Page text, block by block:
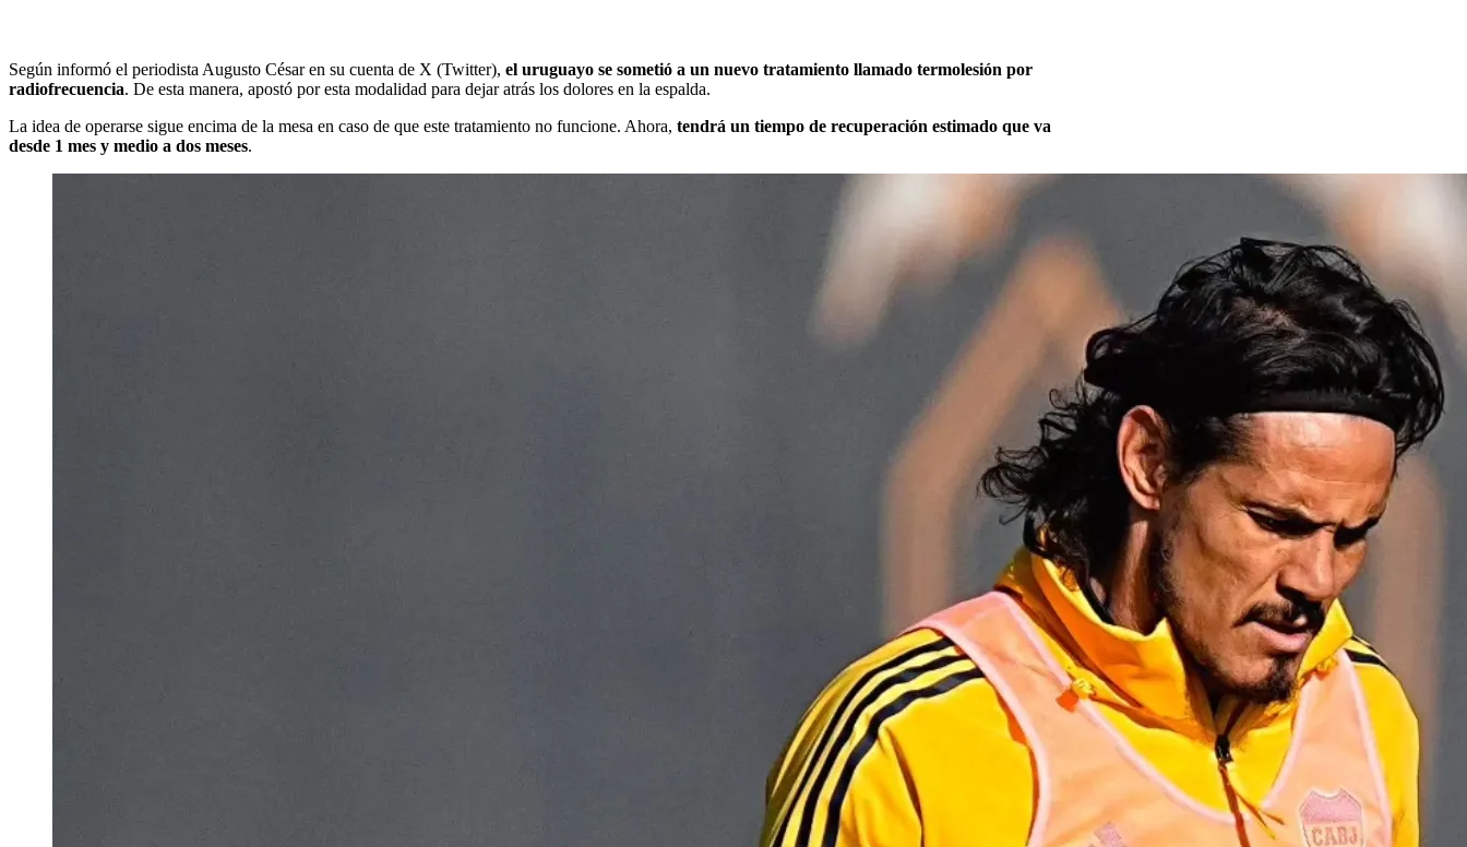
Según informó el periodista Augusto César en su cuenta de X (Twitter), el uruguayo se sometió a un nuevo tratamiento llamado termolesión por
radiofrecuencia. De esta manera, apostó por esta modalidad para dejar atrás los dolores en la espalda.
La idea de operarse sigue encima de la mesa en caso de que este tratamiento no funcione. Ahora, tendrá un tiempo de recuperación estimado que va
desde 1 mes y medio a dos meses.